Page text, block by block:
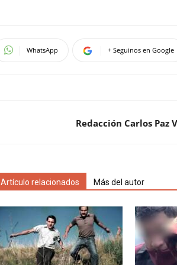
WhatsApp + Seguinos en Google
Redacción Carlos Paz
Artículo relacionados Más del autor